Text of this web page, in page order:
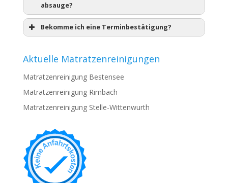
absauge?
Bekomme ich eine Terminbestätigung?
Aktuelle Matratzenreinigungen
Matratzenreinigung Bestensee
Matratzenreinigung Rimbach
Matratzenreinigung Stelle-Wittenwurth